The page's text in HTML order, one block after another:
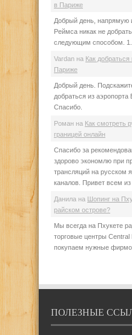
в Париже
Добрый день, напрямую
Реймса никак не
следующим способом. 1.
Vardan на Как
Париже
Добрый день.
добраться из
Спасибо.
Роман на Как смотреть
границей онлайн
Спасибо за
здорово экономлю при
трансляций на русском
каналов. Привет всем из
Данила на Шопинг на
райском острове?
Мы всегда на Пхукете
торговые центры
покупаем нужные
ПОЛЕЗНЫЕ